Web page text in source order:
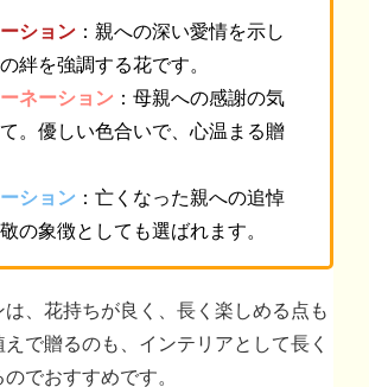
ション ：親への深い愛情を示し
絆を強調する花です。
ネーション ：母親への感謝の気
。優しい色合いで、心温まる贈
ション ：亡くなった親への追悼
の象徴としても選ばれます。
は、花持ちが良く、長く楽しめる点も
で贈るのも、インテリアとして長く
でおすすめです。